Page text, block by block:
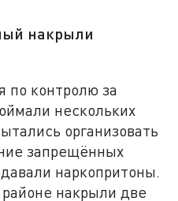
накрыли
по контролю за
нескольких
организовать
запрещённых
наркопритоны.
накрыли две